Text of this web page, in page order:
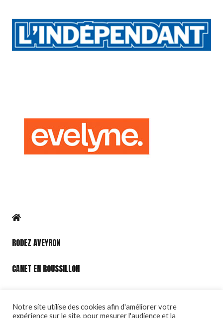
RODEZ AVEYRON
CANET EN ROUSSILLON
Notre site utilise des cookies afin d'améliorer votre
expérience sur le site, pour mesurer l'audience et la